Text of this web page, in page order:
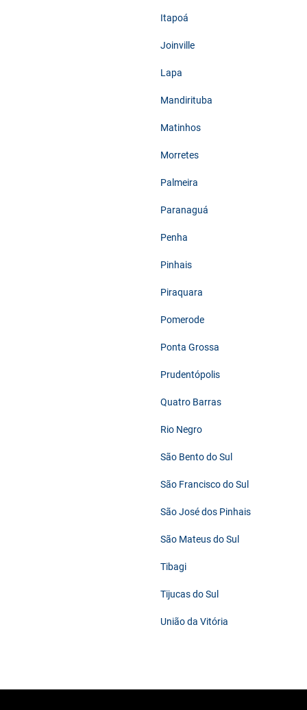
Itapoá
Joinville
Lapa
Mandirituba
Matinhos
Morretes
Palmeira
Paranaguá
Penha
Pinhais
Piraquara
Pomerode
Ponta Grossa
Prudentópolis
Quatro Barras
Rio Negro
São Bento do Sul
São Francisco do Sul
São José dos Pinhais
São Mateus do Sul
Tibagi
Tijucas do Sul
União da Vitória